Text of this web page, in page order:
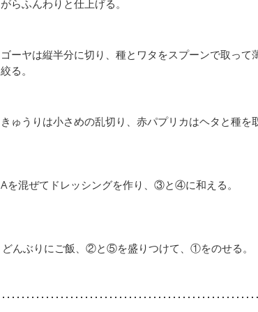
がらふんわりと仕上げる。
ゴーヤは縦半分に切り、種とワタをスプーンで取っ
絞る。
きゅうりは小さめの乱切り、赤パプリカはヘタと種を
Aを混ぜてドレッシングを作り、③と④に和える。
どんぶりにご飯、②と⑤を盛りつけて、①をのせる。